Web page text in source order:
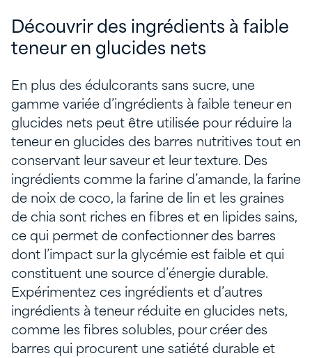
Découvrir des ingrédients à faible
teneur en glucides nets
En plus des édulcorants sans sucre, une
gamme variée d’ingrédients à faible teneur en
glucides nets peut être utilisée pour réduire la
teneur en glucides des barres nutritives tout en
conservant leur saveur et leur texture. Des
ingrédients comme la farine d’amande, la farine
de noix de coco, la farine de lin et les graines
de chia sont riches en fibres et en lipides sains,
ce qui permet de confectionner des barres
dont l’impact sur la glycémie est faible et qui
constituent une source d’énergie durable.
Expérimentez ces ingrédients et d’autres
ingrédients à teneur réduite en glucides nets,
comme les fibres solubles, pour créer des
barres qui procurent une satiété durable et